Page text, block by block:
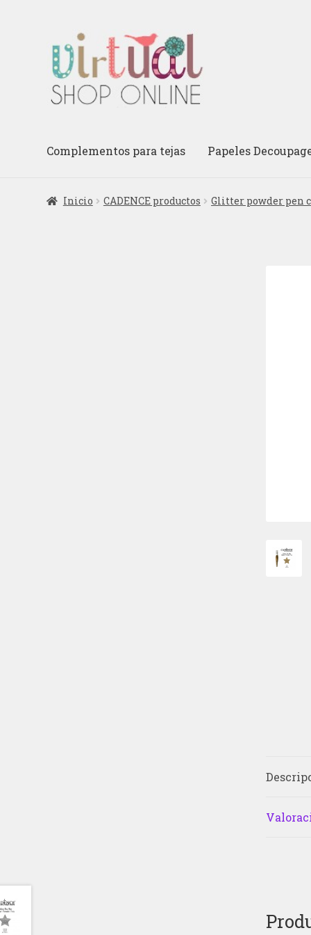
la
navegación
al
contenido
Complementos para tejas Papeles
Inicio CADENCE productos Glitter powder pen